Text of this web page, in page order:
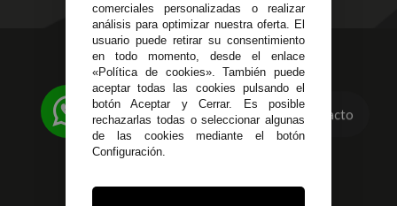
623 23 31 98
Atendemos Whatsapp
955 44 45 43/955 44 45 44
info@steielectronica.com
Avenida Plaza de Toros,
Contacto
comerciales personalizadas o realizar
análisis para optimizar nuestra oferta. El
usuario puede retirar su consentimiento
en todo momento, desde el enlace
«Política de cookies». También puede
aceptar todas las cookies pulsando el
botón Aceptar y Cerrar. Es posible
rechazarlas todas o seleccionar algunas
de las cookies mediante el botón
Configuración.